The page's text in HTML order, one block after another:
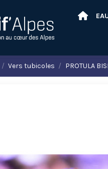
Vers tubicoles PROTULA